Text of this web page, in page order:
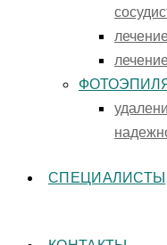
СПЕЦИАЛИСТЫ